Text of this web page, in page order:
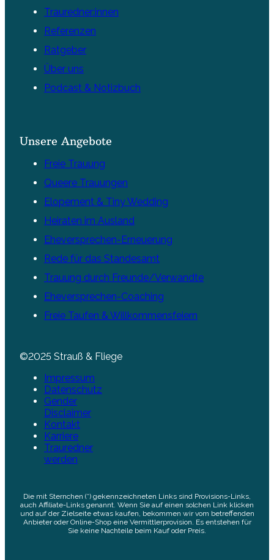
Trauredner:innen
Referenzen
Ratgeber
Über uns
Podcast & Notizbuch
Unsere Angebote
Freie Trauung
Queere Trauungen
Elopement & Tiny Wedding
Heiraten im Ausland
Eheversprechen-Erneuerung
Rede für das Standesamt
Trauung durch Freunde/Verwandte
Eheversprechen-Coaching
Freie Taufen & Willkommensfeiern
©2025 Strauß & Fliege
Impressum
Datenschutz
Gender
Disclaimer
Kontakt
Karriere
Trauredner
werden
Die mit Sternchen (*) gekennzeichneten Links sind Provisions-Links,
auch Affiliate-Links genannt. Wenn Sie auf einen solchen Link klicken
und auf der Zielseite etwas kaufen, bekommen wir vom betreffenden
Anbieter oder Online-Shop eine Vermittlerprovision. Es entstehen für
Sie keine Nachteile beim Kauf oder Preis.